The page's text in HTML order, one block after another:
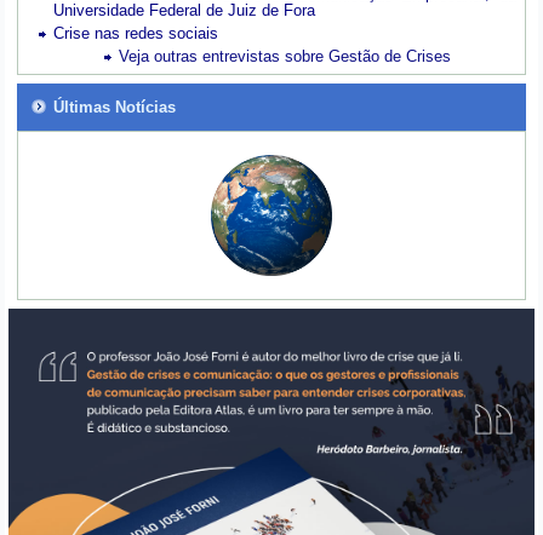
Universidade Federal de Juiz de Fora
Crise nas redes sociais
Veja outras entrevistas sobre Gestão de Crises
Últimas Notícias